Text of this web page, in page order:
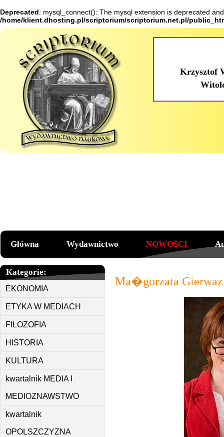
Deprecated: mysql_connect(): The mysql extension is deprecated
/home/klient.dhosting.pl/scriptorium/scriptorium.net.pl/
Krzysztof
Główna Wydawnictwo NOWOŚCI
Kategorie:
EKONOMIA
ETYKA W MEDIACH
FILOZOFIA
HISTORIA
KULTURA
kwartalnik MEDIA I
MEDIOZNAWSTWO
kwartalnik
OPOLSZCZYZNA
Ma�gorzata